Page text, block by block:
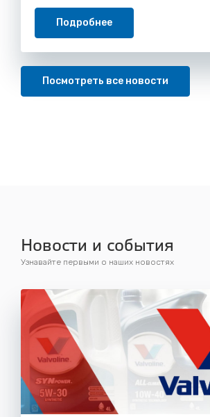
Подробнее
Посмотреть все новости
Новости и события
Узнавайте первыми о наших новостях